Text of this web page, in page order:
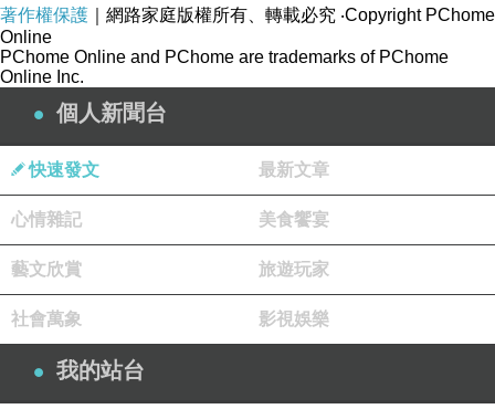
著作權保護 ｜網路家庭版權所有、轉載必究 ‧Copyright PChome
Online
PChome Online and PChome are trademarks of PChome
Online Inc.
個人新聞台
快速發文 最新文章
心情雜記 美食饗宴
藝文欣賞 旅遊玩家
社會萬象 影視娛樂
我的站台